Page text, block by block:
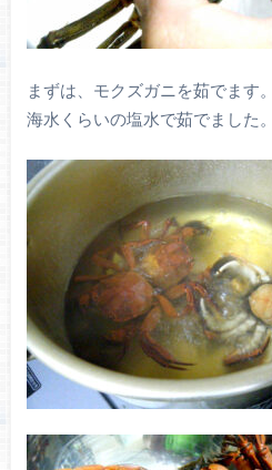
まずは、モクズガニを茹でます。
海水くらいの塩水で茹でました。